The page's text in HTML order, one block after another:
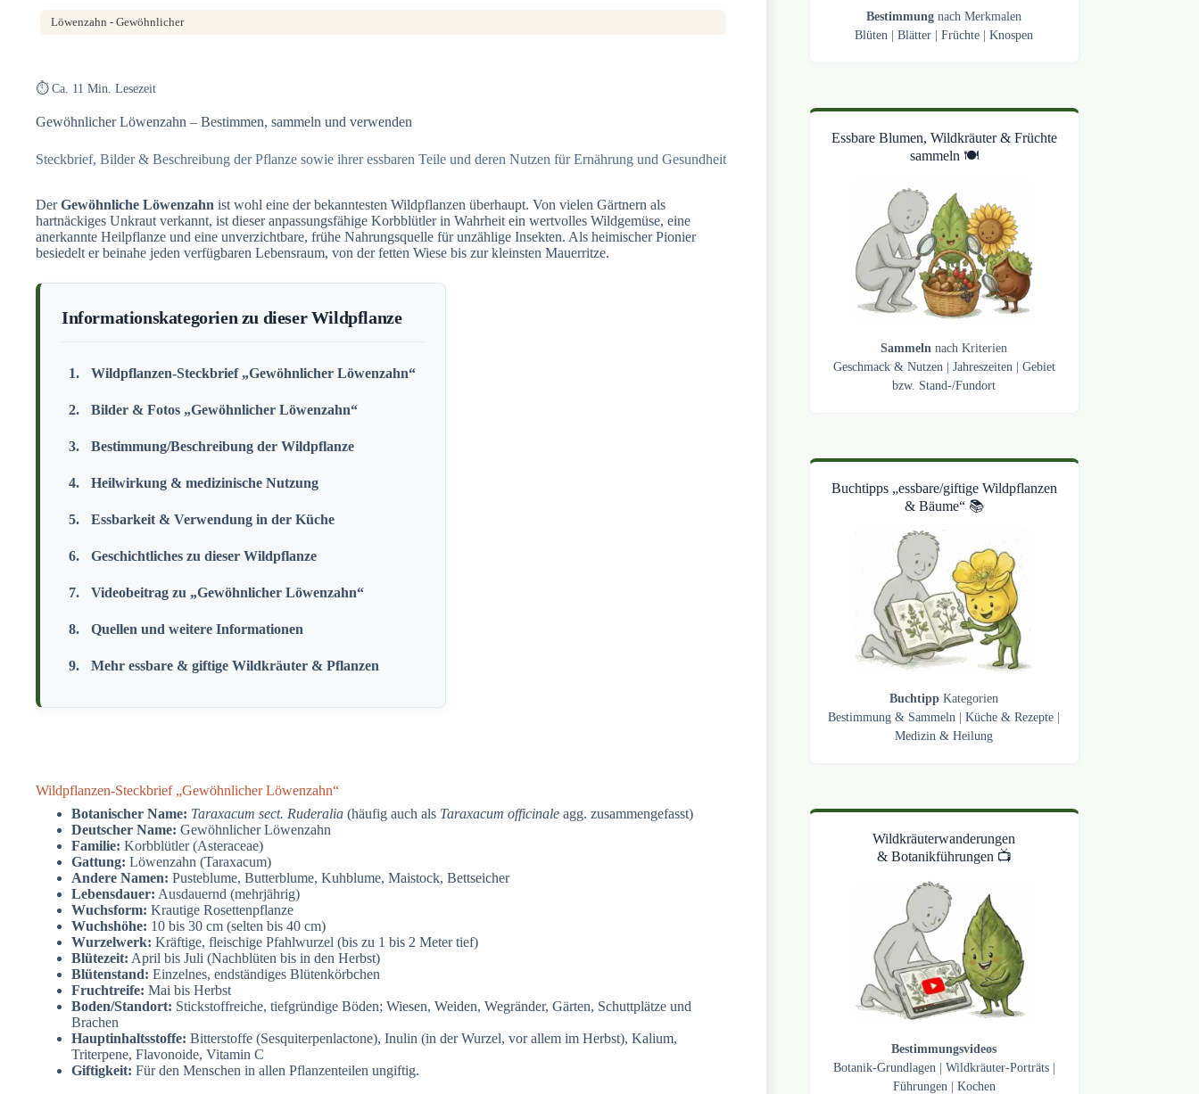
Löwenzahn - Gewöhnlicher
⏱️ Ca. 11 Min. Lesezeit
Gewöhnlicher Löwenzahn – Bestimmen, sammeln und verwenden
Steckbrief, Bilder & Beschreibung der Pflanze sowie ihrer essbaren Teile und deren Nutzen für Ernährung und Gesundheit
DerGewöhnliche Löwenzahn ist wohl eine der bekanntesten Wildpflanzen überhaupt. Von vielen Gärtnern als
hartnäckiges Unkraut verkannt, ist dieser anpassungsfähige Korbblütler in Wahrheit ein wertvolles Wildgemüse, eine
anerkannte Heilpflanze und eine unverzichtbare, frühe Nahrungsquelle für unzählige Insekten. Als heimischer Pionier
besiedelt er beinahe jeden verfügbaren Lebensraum, von der fetten Wiese bis zur kleinsten Mauerritze.
Informationskategorien zu dieser Wildpflanze
Wildpflanzen-Steckbrief „Gewöhnlicher Löwenzahn“
Bilder & Fotos „Gewöhnlicher Löwenzahn“
Bestimmung/Beschreibung der Wildpflanze
Heilwirkung & medizinische Nutzung
Essbarkeit & Verwendung in der Küche
Geschichtliches zu dieser Wildpflanze
Videobeitrag zu „Gewöhnlicher Löwenzahn“
Quellen und weitere Informationen
Mehr essbare & giftige Wildkräuter & Pflanzen
Wildpflanzen-Steckbrief „Gewöhnlicher Löwenzahn“
Botanischer Name: Taraxacum sect. Ruderalia (häufig auch als Taraxacum officinale agg. zusammengefasst)
Deutscher Name: Gewöhnlicher Löwenzahn
Familie: Korbblütler (Asteraceae)
Gattung: Löwenzahn (Taraxacum)
Andere Namen: Pusteblume, Butterblume, Kuhblume, Maistock, Bettseicher
Lebensdauer: Ausdauernd (mehrjährig)
Wuchsform: Krautige Rosettenpflanze
Wuchshöhe: 10 bis 30 cm (selten bis 40 cm)
Wurzelwerk: Kräftige, fleischige Pfahlwurzel (bis zu 1 bis 2 Meter tief)
Blütezeit: April bis Juli (Nachblüten bis in den Herbst)
Blütenstand: Einzelnes, endständiges Blütenkörbchen
Fruchtreife: Mai bis Herbst
Boden/Standort: Stickstoffreiche, tiefgründige Böden; Wiesen, Weiden, Wegränder, Gärten, Schuttplätze und
Brachen
Hauptinhaltsstoffe: Bitterstoffe (Sesquiterpenlactone), Inulin (in der Wurzel, vor allem im Herbst), Kalium,
Triterpene, Flavonoide, Vitamin C
Giftigkeit: Für den Menschen in allen Pflanzenteilen ungiftig.
Bestimmungnach Merkmalen
Blüten |Blätter |Früchte |Knospen
Essbare Blumen, Wildkräuter & Früchte
sammeln 🍽️
Sammelnnach Kriterien
Geschmack & Nutzen
Jahreszeiten
Gebiet
bzw. Stand-/Fundort
Buchtipps „essbare/giftige Wildpflanzen
& Bäume“ 📚
BuchtippKategorien
Bestimmung & Sammeln |Küche & Rezepte
Medizin & Heilung
Wildkräuterwanderungen
& Botanikführungen 📺
Bestimmungsvideos
Botanik-Grundlagen
Wildkräuter-Porträts|
Führungen
Kochen